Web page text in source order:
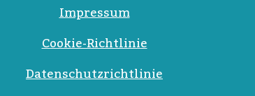
Impressum
Cookie-Richtlinie
Datenschutzrichtlinie